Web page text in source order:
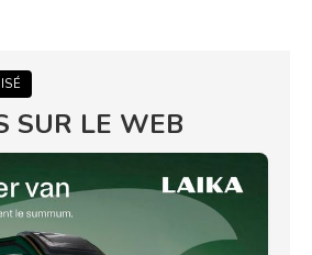
SUR LE WEB